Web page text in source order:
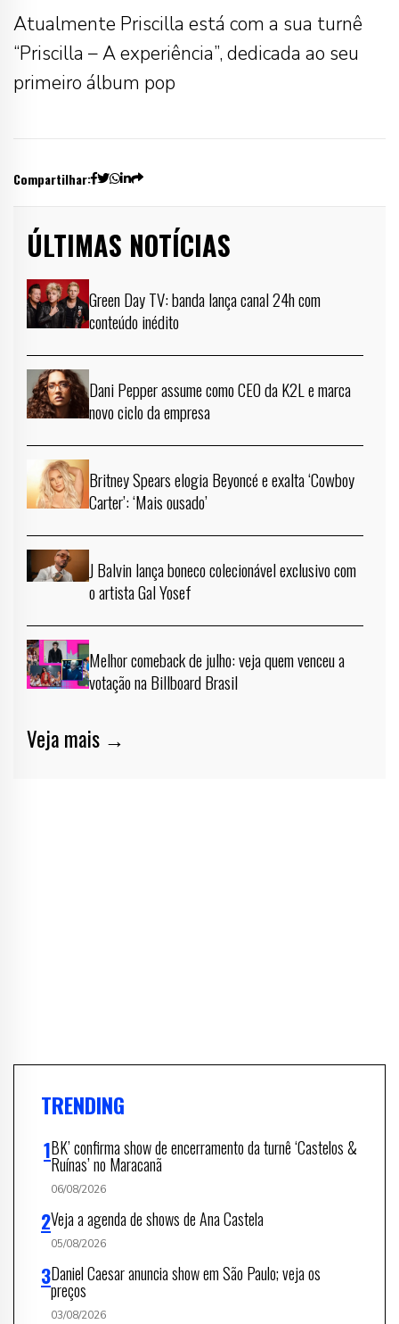
Atualmente Priscilla está com a sua turnê
“Priscilla – A experiência”, dedicada ao seu
primeiro álbum pop
Compartilhar:
ÚLTIMAS NOTÍCIAS
Green Day TV: banda lança canal 24h com
conteúdo inédito
Dani Pepper assume como CEO da K2L e marca
novo ciclo da empresa
Britney Spears elogia Beyoncé e exalta ‘Cowboy
Carter’: ‘Mais ousado’
J Balvin lança boneco colecionável exclusivo com
o artista Gal Yosef
Melhor comeback de julho: veja quem venceu a
votação na Billboard Brasil
Veja mais →
TRENDING
BK’ confirma show de encerramento da turnê ‘Castelos &
Ruínas’ no Maracanã
06/08/2026
Veja a agenda de shows de Ana Castela
05/08/2026
Daniel Caesar anuncia show em São Paulo; veja os
preços
03/08/2026